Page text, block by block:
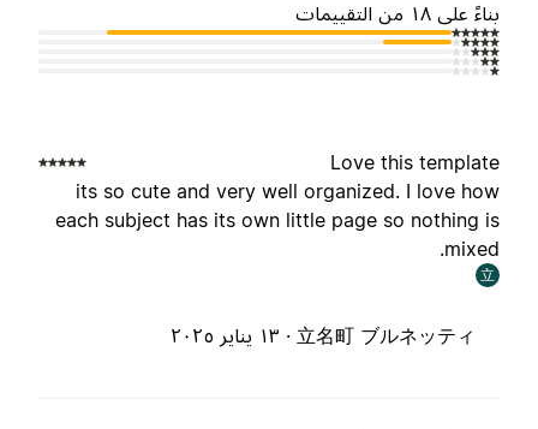
على ١٨ من التقييمات
Love this
its so cute and very well organized. I love
each subject has its own little page so nothing
立名町 ブルネッティ · ١٣ يناير ٢٠٢٥